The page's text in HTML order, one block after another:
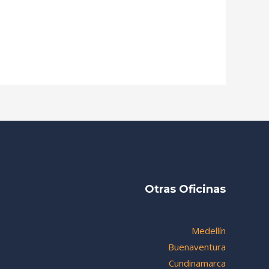
Otras Oficinas
Medellín
Buenaventura
Cundinamarca